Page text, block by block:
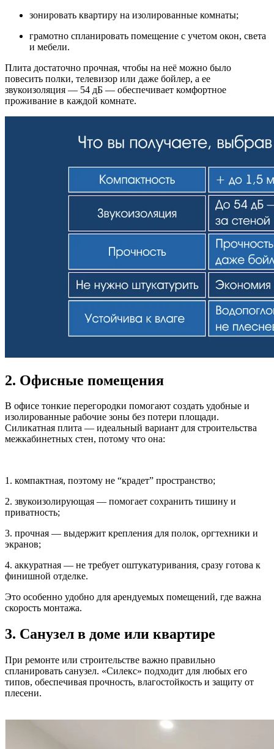
зонировать квартиру на изолированные комнаты;
грамотно спланировать помещение с учетом окон, света
и мебели.
Плита достаточно прочная, чтобы на неё можно было
повесить полки, телевизор или даже бойлер, а ее
звукоизоляция — 54 дБ — обеспечивает комфортное
проживание в каждой комнате.
2. Офисные помещения
В офисе тонкие перегородки помогают создать удобные и
изолированные рабочие зоны без потери площади.
Силикатная плита — идеальный вариант для строительства
межкабинетных стен, потому что она:
1. компактная, поэтому не “крадет” пространство;
2. звукоизолирующая — помогает сохранить тишину и
приватность;
3. прочная — выдержит крепления для полок, оргтехники и
экранов;
4. аккуратная — не требует оштукатуривания, сразу готова к
финишной отделке.
Это особенно удобно для арендуемых помещений, где важна
скорость монтажа.
3. Санузел в доме или квартире
При ремонте или строительстве важно правильно
спланировать санузел. «Силекс» подходит для любых его
типов, обеспечивая прочность, влагостойкость и защиту от
плесени.